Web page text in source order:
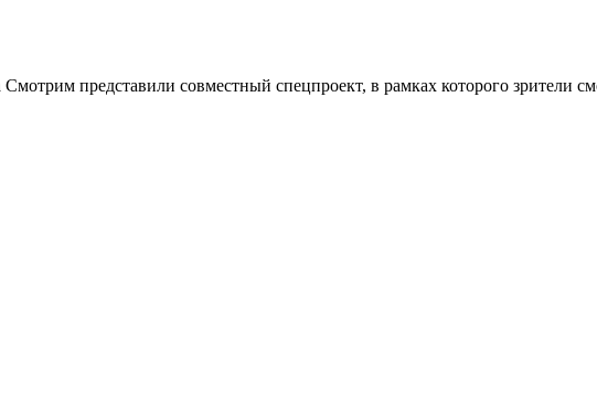
представили совместный спецпроект, в рамках которого зрители